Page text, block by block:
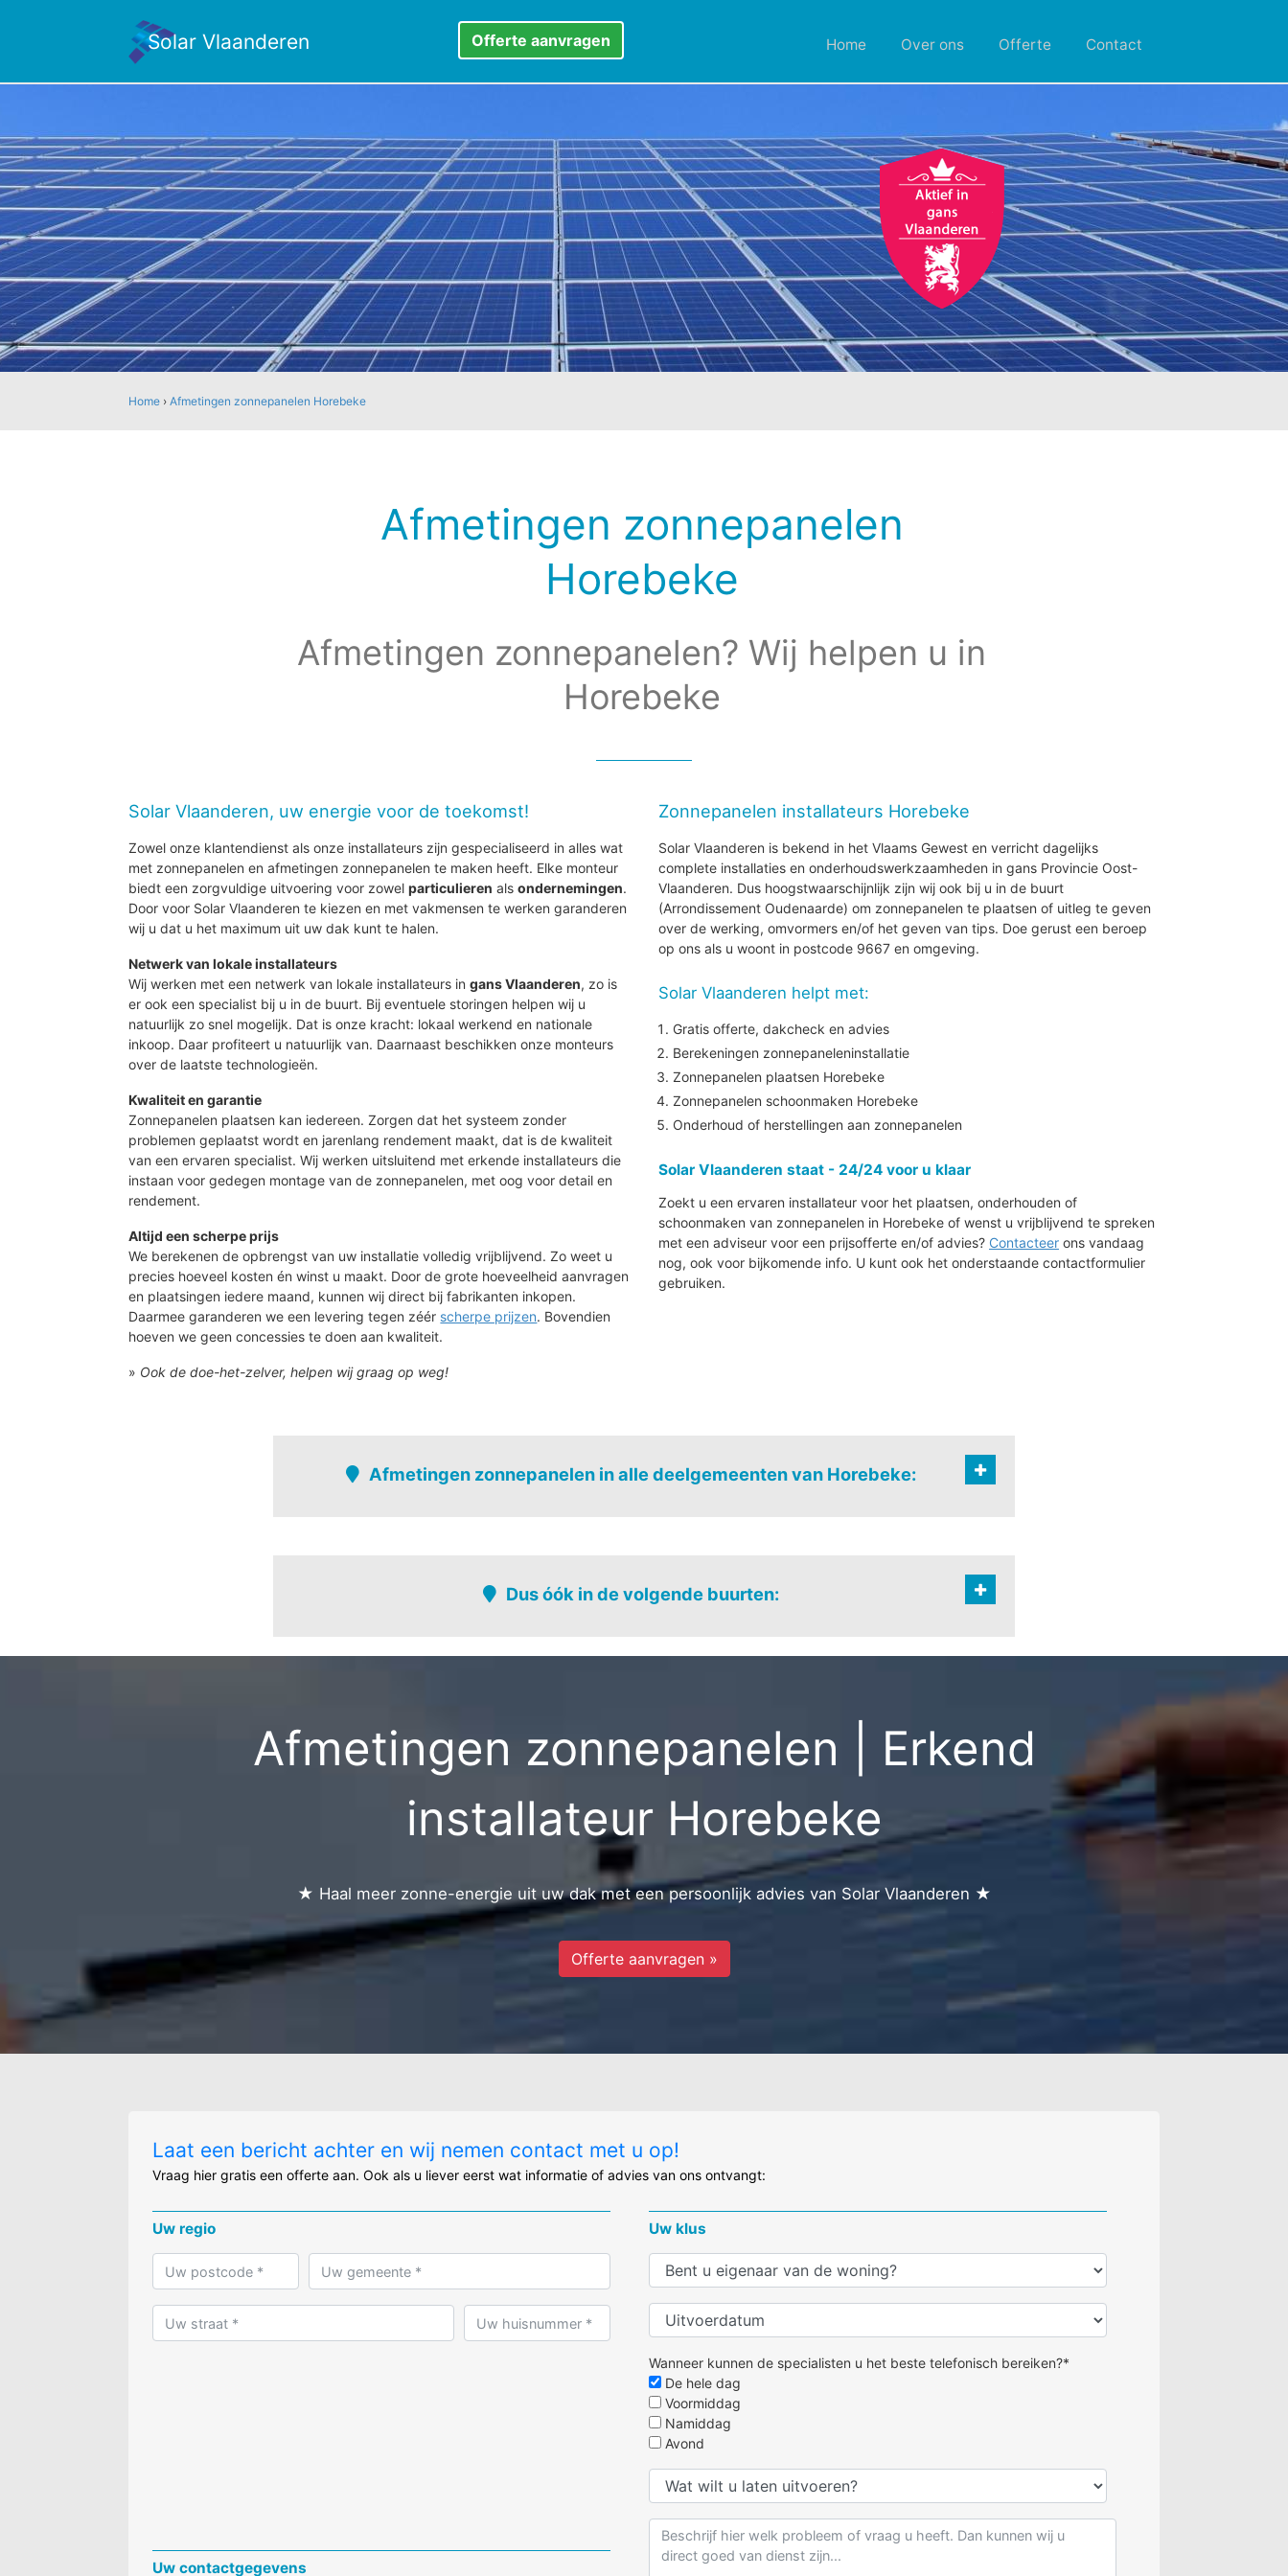
Solar Vlaanderen Offerte aanvragen Home Over ons Offerte Contact
Home ›Afmetingen zonnepanelen Horebeke
Afmetingen zonnepanelen
Horebeke
Afmetingen zonnepanelen? Wij helpen u in
Horebeke
Solar Vlaanderen, uw energie voor de toekomst!
Zowel onze klantendienst als onze installateurs zijn gespecialiseerd in alles wat
met zonnepanelen en afmetingen zonnepanelen te maken heeft. Elke monteur
biedt een zorgvuldige uitvoering voor zowelparticulieren alsondernemingen.
Door voor Solar Vlaanderen te kiezen en met vakmensen te werken garanderen
wij u dat u het maximum uit uw dak kunt te halen.
Netwerk van lokale installateurs
Wij werken met een netwerk van lokale installateurs ingans Vlaanderen, zo is
er ook een specialist bij u in de buurt. Bij eventuele storingen helpen wij u
natuurlijk zo snel mogelijk. Dat is onze kracht: lokaal werkend en nationale
inkoop. Daar profiteert u natuurlijk van. Daarnaast beschikken onze monteurs
over de laatste technologieën.
Kwaliteit en garantie
Zonnepanelen plaatsen kan iedereen. Zorgen dat het systeem zonder
problemen geplaatst wordt en jarenlang rendement maakt, dat is de kwaliteit
van een ervaren specialist. Wij werken uitsluitend met erkende installateurs die
instaan voor gedegen montage van de zonnepanelen, met oog voor detail en
rendement.
Altijd een scherpe prijs
We berekenen de opbrengst van uw installatie volledig vrijblijvend. Zo weet u
precies hoeveel kosten én winst u maakt. Door de grote hoeveelheid aanvragen
en plaatsingen iedere maand, kunnen wij direct bij fabrikanten inkopen.
Daarmee garanderen we een levering tegen zéér scherpe prijzen. Bovendien
hoeven we geen concessies te doen aan kwaliteit.
» Ook de doe-het-zelver, helpen wij graag op weg!
Zonnepanelen installateurs Horebeke
Solar Vlaanderen is bekend in het Vlaams Gewest en verricht dagelijks
complete installaties en onderhoudswerkzaamheden in gans Provincie Oost-
Vlaanderen. Dus hoogstwaarschijnlijk zijn wij ook bij u in de buurt
(Arrondissement Oudenaarde) om zonnepanelen te plaatsen of uitleg te geven
over de werking, omvormers en/of het geven van tips. Doe gerust een beroep
op ons als u woont in postcode 9667 en omgeving.
Solar Vlaanderen helpt met:
Gratis offerte, dakcheck en advies
Berekeningen zonnepaneleninstallatie
Zonnepanelen plaatsen Horebeke
Zonnepanelen schoonmaken Horebeke
Onderhoud of herstellingen aan zonnepanelen
Solar Vlaanderen staat - 24/24 voor u klaar
Zoekt u een ervaren installateur voor het plaatsen, onderhouden of
schoonmaken van zonnepanelen in Horebeke of wenst u vrijblijvend te spreken
met een adviseur voor een prijsofferte en/of advies? Contacteer ons vandaag
nog, ook voor bijkomende info. U kunt ook het onderstaande contactformulier
gebruiken.
Afmetingen zonnepanelen in alle deelgemeenten van Horebeke:
Dus óók in de volgende buurten:
Afmetingen zonnepanelen | Erkend
installateur Horebeke
★ Haal meer zonne-energie uit uw dak met een persoonlijk advies van Solar Vlaanderen ★
Offerte aanvragen »
Laat een bericht achter en wij nemen contact met u op!
Vraag hier gratis een offerte aan. Ook als u liever eerst wat informatie of advies van ons ontvangt:
Uw regio
Uw contactgegevens
Uw klus
Wanneer kunnen de specialisten u het beste telefonisch bereiken?*
De hele dag
Voormiddag
Namiddag
Avond